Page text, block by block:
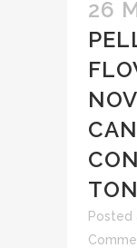
26
Posted